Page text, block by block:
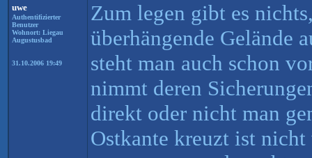
uwe
Authentifizierter
Benutzer
Wohnort: Liegau
Augustusbad
31.10.2006 19:49
Zum legen gibt es
überhängende Gelände
steht man auch schon
nimmt deren
direkt oder nicht man
Ostkante kreuzt ist